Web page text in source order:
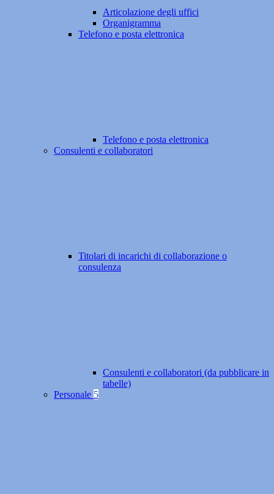
Articolazione degli uffici
Organigramma
Telefono e posta elettronica
Telefono e posta elettronica
Consulenti e collaboratori
Titolari di incarichi di collaborazione o
consulenza
Consulenti e collaboratori (da pubblicare in
tabelle)
Personale 5